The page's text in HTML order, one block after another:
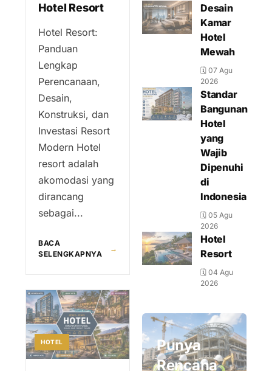
Hotel Resort
Hotel Resort:
Panduan
Lengkap
Perencanaan,
Desain,
Konstruksi, dan
Investasi Resort
Modern Hotel
resort adalah
akomodasi yang
dirancang
sebagai...
BACA
SELENGKAPNYA
→
HOTEL
Desain
Kamar
Hotel
Mewah
🗓 07 Agu
2026
Standar
Bangunan
Hotel
yang
Wajib
Dipenuhi
di
Indonesia
🗓 05 Agu
2026
Hotel
Resort
🗓 04 Agu
2026
Punya
Rencana